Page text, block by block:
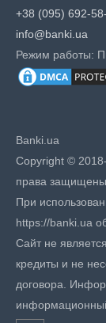
+38 (095) 692-
info@banki.ua
Режим работы:
Banki.ua
Copyright ©
права защищены.
При
https://banki.ua
Сайт не
кредиты и не
договора.